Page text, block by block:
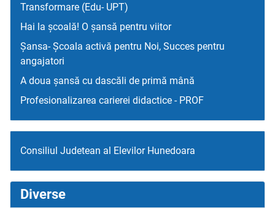
Transformare (Edu- UPT)
Hai la școală! O șansă pentru viitor
Șansa- Școala activă pentru Noi, Succes pentru
angajatori
A doua șansă cu dascăli de primă mână
Profesionalizarea carierei didactice - PROF
Consiliul Judetean al Elevilor Hunedoara
Diverse